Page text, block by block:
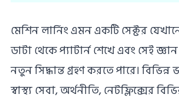
মেশিন লার্নিং এমন একটি সেক্টর
ডাটা থেকে প্যাটার্ন শেখে এবং সেই
নতুন সিদ্ধান্ত গ্রহণ করতে পারে।
স্বাস্থ্য সেবা, অর্থনীতি, নেটফ্লিক্সের